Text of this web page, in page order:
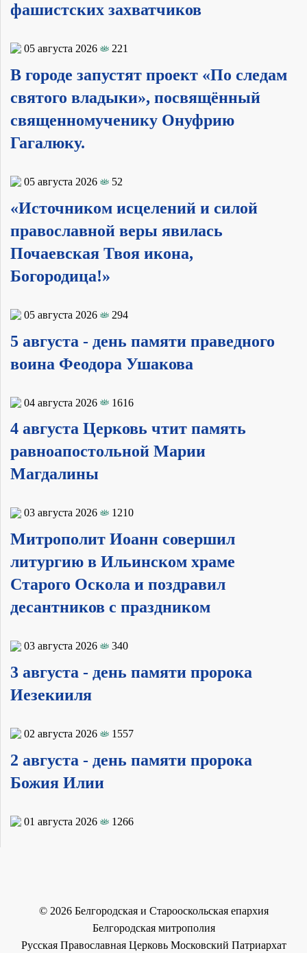
фашистских захватчиков
05 августа 2026 221
В городе запустят проект «По следам
святого владыки», посвящённый
священномученику Онуфрию
Гагалюку.
05 августа 2026 52
«Источником исцелений и силой
православной веры явилась
Почаевская Твоя икона,
Богородица!»
05 августа 2026 294
5 августа - день памяти праведного
воина Феодора Ушакова
04 августа 2026 1616
4 августа Церковь чтит память
равноапостольной Марии
Магдалины
03 августа 2026 1210
Митрополит Иоанн совершил
литургию в Ильинском храме
Старого Оскола и поздравил
десантников с праздником
03 августа 2026 340
3 августа - день памяти пророка
Иезекииля
02 августа 2026 1557
2 августа - день памяти пророка
Божия Илии
01 августа 2026 1266
© 2026Белгородская и Старооскольская епархия
Белгородская митрополия
Русская Православная Церковь Московский Патриархат